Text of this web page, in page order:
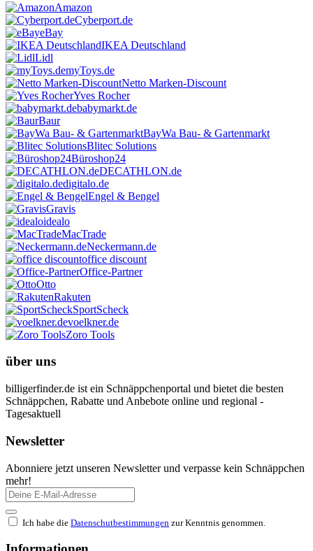
Amazon
Cyberport.de
eBay
IKEA Deutschland
Lidl
myToys.de
Netto Marken-Discount
Yves Rocher
babymarkt.de
Baur
BayWa Bau- & Gartenmarkt
Blitec Solutions
Büroshop24
DECATHLON.de
digitalo.de
Engel & Bengel
Gravis
idealo
MacTrade
Neckermann.de
office discount
Office-Partner
Otto
Rakuten
SportScheck
voelkner.de
Zoro Tools
über uns
billigerfinder.de ist ein Schnäppchenportal und bietet die besten
Schnäppchen, Rabatte und Anbebote online und regional -
Tagesaktuell
Newsletter
Abonniere jetzt unseren Newsletter und verpasse kein Schnäppchen
mehr!
Ich habe die Datenschutbestimmungen zur Kenntnis genommen.